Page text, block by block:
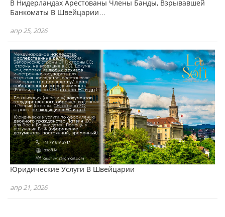
В Нидерландах Арестованы Члены Банды, Взрывавшей
Банкоматы В Швейцарии…
апр 25, 2026
Юридические Услуги В Швейцарии
апр 21, 2026